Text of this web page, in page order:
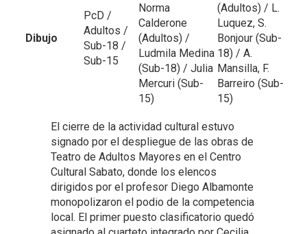
Dibujo
PcD /
Adultos /
Sub-18 /
Sub-15
Norma
Calderone
(Adultos) /
Ludmila Medina
(Sub-18) / Julia
Mercuri (Sub-
15)
(Adultos) / L.
Luquez, S.
Bonjour (Sub-
18) / A.
Mansilla, F.
Barreiro (Sub-
15)
El cierre de la actividad cultural estuvo
signado por el despliegue de las obras de
Teatro de Adultos Mayores en el Centro
Cultural Sabato, donde los elencos
dirigidos por el profesor Diego Albamonte
monopolizaron el podio de la competencia
local. El primer puesto clasificatorio quedó